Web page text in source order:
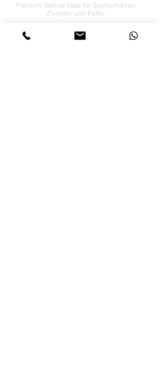
Premium Tactical Gear für Sportschützen,
Zivilisten und Profis.